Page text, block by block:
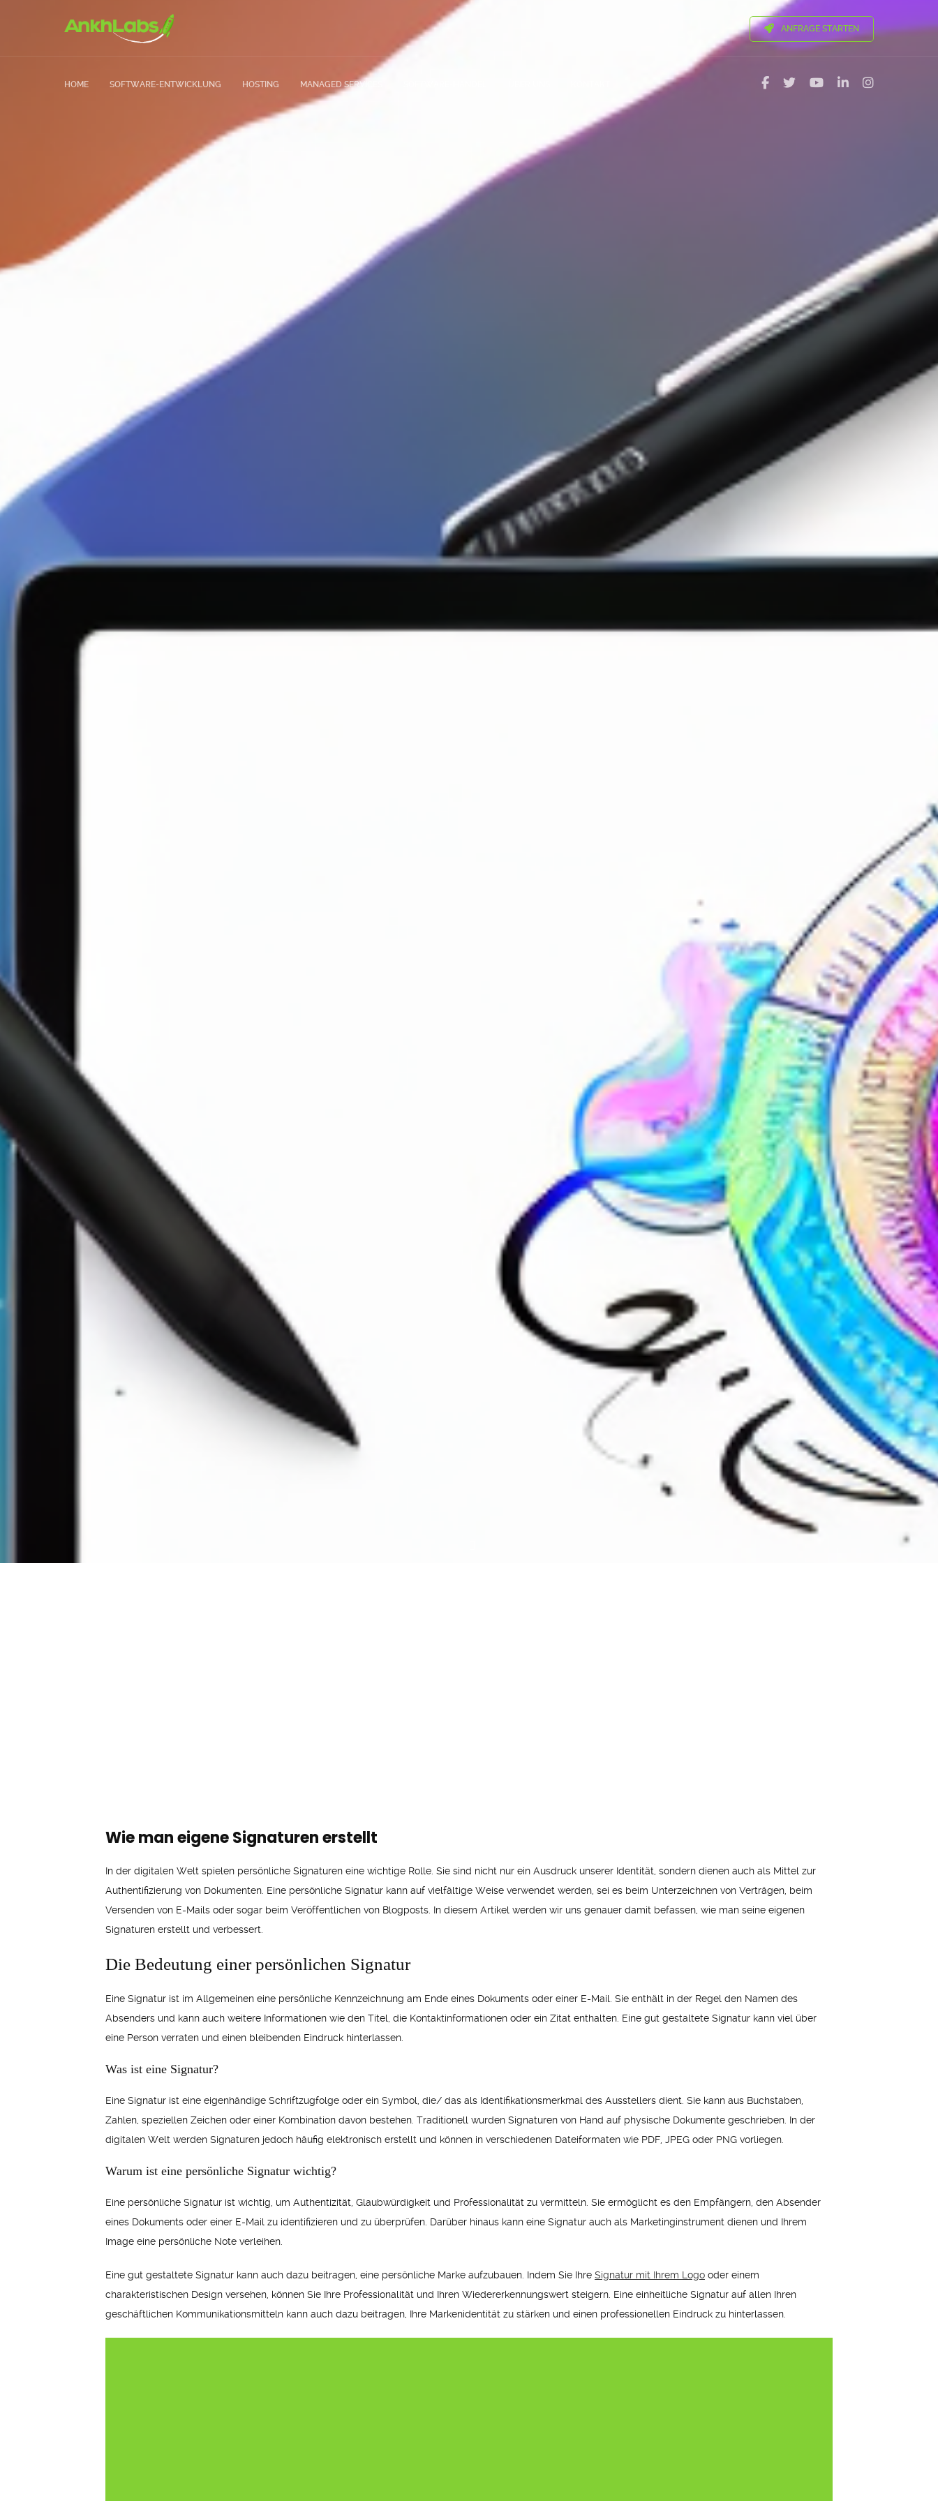
ANFRAGE STARTEN
HOME SOFTWARE-ENTWICKLUNG HOSTING MANAGED SERVICES
Wie man eigene Signaturen erstellt
In der digitalen Welt spielen persönliche Signaturen eine wichtige Rolle. Sie sind nicht nur ein Ausdruck unserer Identität, sondern dienen auch als Mittel zur
Authentifizierung von Dokumenten. Eine persönliche Signatur kann auf vielfältige Weise verwendet werden, sei es beim Unterzeichnen von Verträgen, beim
Versenden von E-Mails oder sogar beim Veröffentlichen von Blogposts. In diesem Artikel werden wir uns genauer damit befassen, wie man seine eigenen
Signaturen erstellt und verbessert.
Die Bedeutung einer persönlichen Signatur
Eine Signatur ist im Allgemeinen eine persönliche Kennzeichnung am Ende eines Dokuments oder einer E-Mail. Sie enthält in der Regel den Namen des
Absenders und kann auch weitere Informationen wie den Titel, die Kontaktinformationen oder ein Zitat enthalten. Eine gut gestaltete Signatur kann viel über
eine Person verraten und einen bleibenden Eindruck hinterlassen.
Was ist eine Signatur?
Eine Signatur ist eine eigenhändige Schriftzugfolge oder ein Symbol, die/ das als Identifikationsmerkmal des Ausstellers dient. Sie kann aus Buchstaben,
Zahlen, speziellen Zeichen oder einer Kombination davon bestehen. Traditionell wurden Signaturen von Hand auf physische Dokumente geschrieben. In der
digitalen Welt werden Signaturen jedoch häufig elektronisch erstellt und können in verschiedenen Dateiformaten wie PDF, JPEG oder PNG vorliegen.
Warum ist eine persönliche Signatur wichtig?
Eine persönliche Signatur ist wichtig, um Authentizität, Glaubwürdigkeit und Professionalität zu vermitteln. Sie ermöglicht es den Empfängern, den Absender
eines Dokuments oder einer E-Mail zu identifizieren und zu überprüfen. Darüber hinaus kann eine Signatur auch als Marketinginstrument dienen und Ihrem
Image eine persönliche Note verleihen.
Eine gut gestaltete Signatur kann auch dazu beitragen, eine persönliche Marke aufzubauen. Indem Sie Ihre Signatur mit Ihrem Logo oder einem
charakteristischen Design versehen, können Sie Ihre Professionalität und Ihren Wiedererkennungswert steigern. Eine einheitliche Signatur auf allen Ihren
geschäftlichen Kommunikationsmitteln kann auch dazu beitragen, Ihre Markenidentität zu stärken und einen professionellen Eindruck zu hinterlassen.